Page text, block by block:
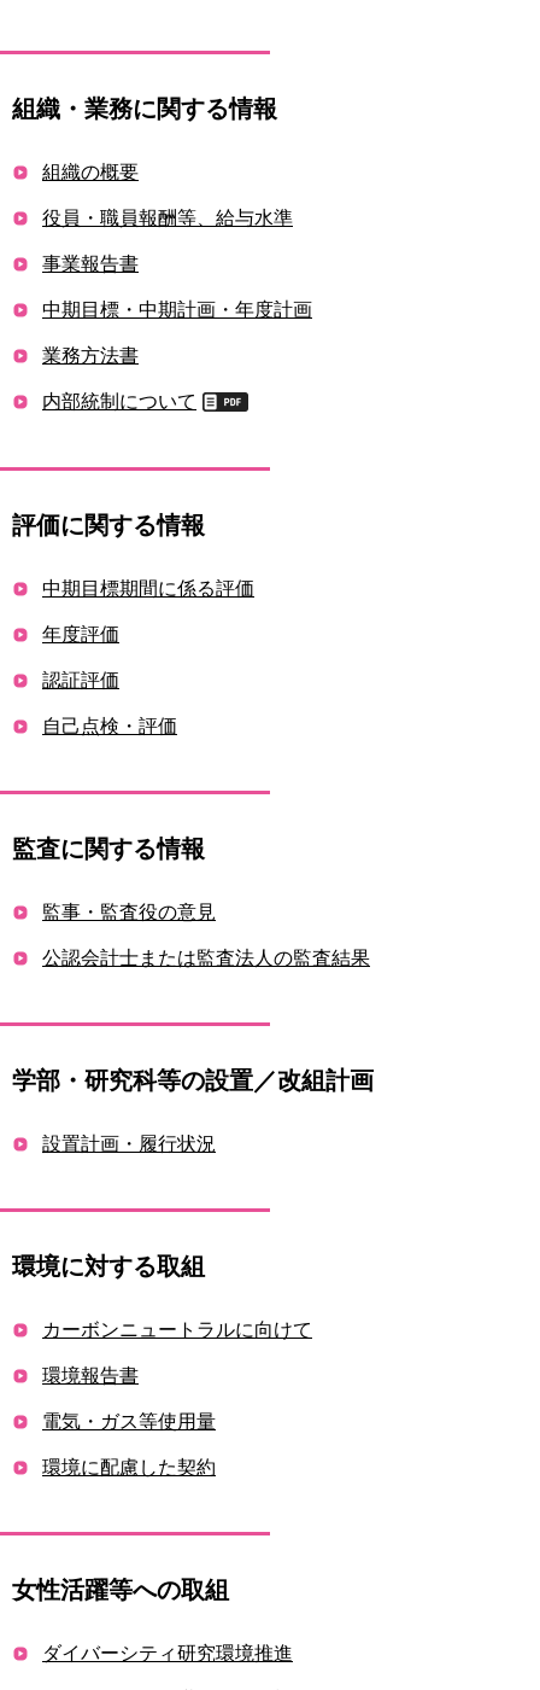
組織・業務に関する情報
組織の概要
役員・職員報酬等、給与水準
事業報告書
中期目標・中期計画・年度計画
業務方法書
内部統制について
評価に関する情報
中期目標期間に係る評価
年度評価
認証評価
自己点検・評価
監査に関する情報
監事・監査役の意見
公認会計士または監査法人の監査結果
学部・研究科等の設置／改組計画
設置計画・履行状況
環境に対する取組
カーボンニュートラルに向けて
環境報告書
電気・ガス等使用量
環境に配慮した契約
女性活躍等への取組
ダイバーシティ研究環境推進